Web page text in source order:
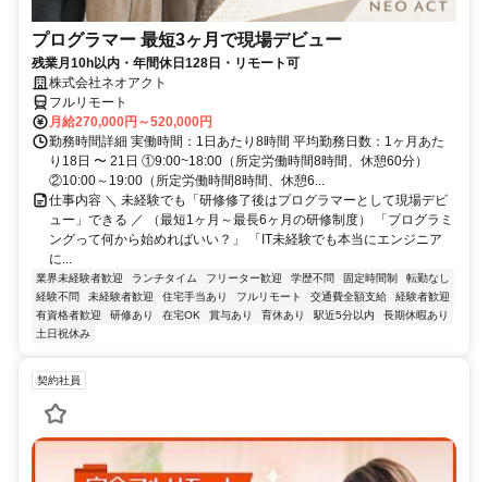
プログラマー 最短3ヶ月で現場デビュー
残業月10h以内・年間休日128日・リモート可
株式会社ネオアクト
フルリモート
月給270,000円～520,000円
勤務時間詳細 実働時間：1日あたり8時間 平均勤務日数：1ヶ月あた
り18日 〜 21日 ①9:00~18:00（所定労働時間8時間、休憩60分）
②10:00～19:00（所定労働時間8時間、休憩6...
仕事内容 ＼ 未経験でも「研修修了後はプログラマーとして現場デビ
ュー」できる ／ （最短1ヶ月～最長6ヶ月の研修制度） 「プログラミ
ングって何から始めればいい？」 「IT未経験でも本当にエンジニア
に...
業界未経験者歓迎 ランチタイム フリーター歓迎 学歴不問 固定時間制
転勤なし
経験不問
未経験者歓迎 住宅手当あり フルリモート 交通費全額支給
経験者歓迎
有資格者歓迎
研修あり 在宅OK 賞与あり 育休あり 駅近5分以内
長期休暇あり
土日祝休み
契約社員